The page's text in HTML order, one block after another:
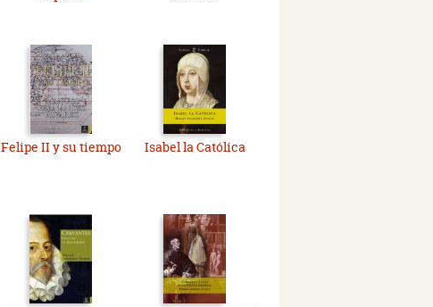
Felipe II y su tiempo Isabel la Católica